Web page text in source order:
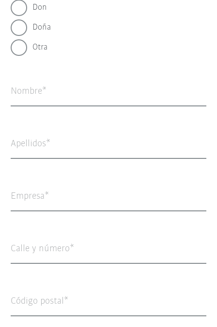
Don
Doña
Otra
Nombre
Apellidos
Empresa
Calle y número
Código postal